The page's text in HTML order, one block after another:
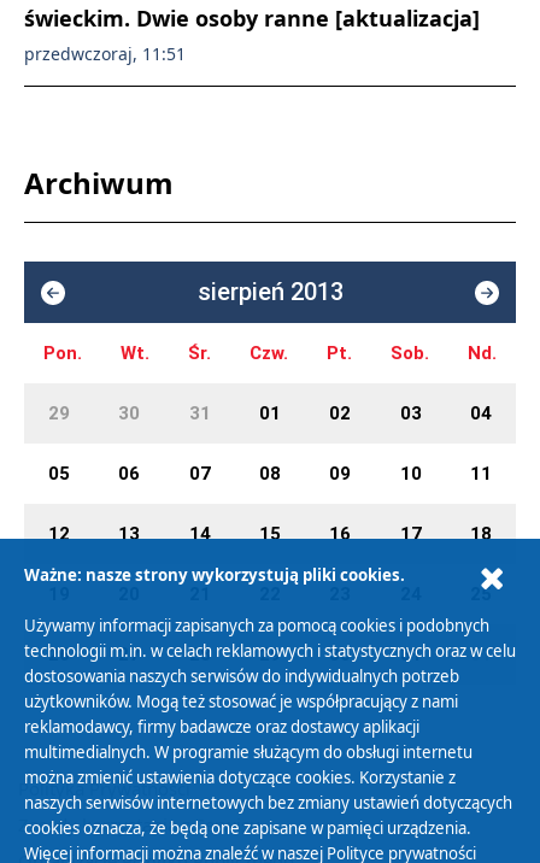
świeckim. Dwie osoby ranne [aktualizacja]
przedwczoraj, 11:51
Archiwum
sierpień 2013
Pon. Wt. Śr. Czw. Pt. Sob. Nd.
29 30 31 01 02 03 04
05 06 07 08 09 10 11
12 13 14 15 16 17 18
25
26 27 28 29 30 31 01
Polityka Prywatności
Zasady korzystania z Serwisu
Ważne: nasze strony wykorzystują pliki cookies.
Używamy informacji zapisanych za pomocą cookies i podobnych
technologii m.in. w celach reklamowych i statystycznych oraz w celu
dostosowania naszych serwisów do indywidualnych potrzeb
użytkowników. Mogą też stosować je współpracujący z nami
reklamodawcy, firmy badawcze oraz dostawcy aplikacji
multimedialnych. W programie służącym do obsługi internetu
można zmienić ustawienia dotyczące cookies. Korzystanie z
naszych serwisów internetowych bez zmiany ustawień dotyczących
cookies oznacza, że będą one zapisane w pamięci urządzenia.
Więcej informacji można znaleźć w naszej Polityce prywatności